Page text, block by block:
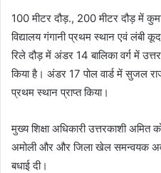
100 मीटर दौड़., 200 मीटर दौड़ में
विद्यालय गंगानी प्रथम स्थान एवं लंबी
रिले दौड़ में अंडर 14 बालिका वर्ग में
किया है। अंडर 17 पोल वार्ड में सुजल
प्रथम स्थान प्राप्त किया।
मुख्य शिक्षा अधिकारी उत्तरकाशी अमित
अमोली और और जिला खेल समन्वयक
बधाई दी।